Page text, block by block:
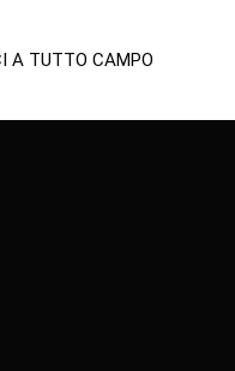
A TUTTO CAMPO